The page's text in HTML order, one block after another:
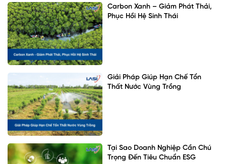
Carbon Xanh – Giảm Phát Thải,
Phục Hồi Hệ Sinh Thái
Giải Pháp Giúp Hạn Chế Tổn
Thất Nước Vùng Trồng
Tại Sao Doanh Nghiệp Cần Chú
Trọng Đến Tiêu Chuẩn ESG